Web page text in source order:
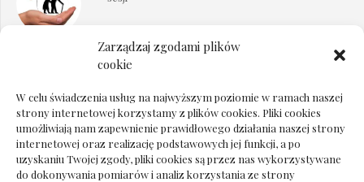
Zarządzaj zgodami plików
cookie
W celu świadczenia usług na najwyższym poziomie w ramach naszej
strony internetowej korzystamy z plików cookies. Pliki cookies
umożliwiają nam zapewnienie prawidłowego działania naszej strony
internetowej oraz realizację podstawowych jej funkcji, a po
uzyskaniu Twojej zgody, pliki cookies są przez nas wykorzystywane
do dokonywania pomiarów i analiz korzystania ze strony
Dokumenty do odbioru przy zmianie biura
Deska podłogowa do salonu: jak wybrać bez
pośpiechu